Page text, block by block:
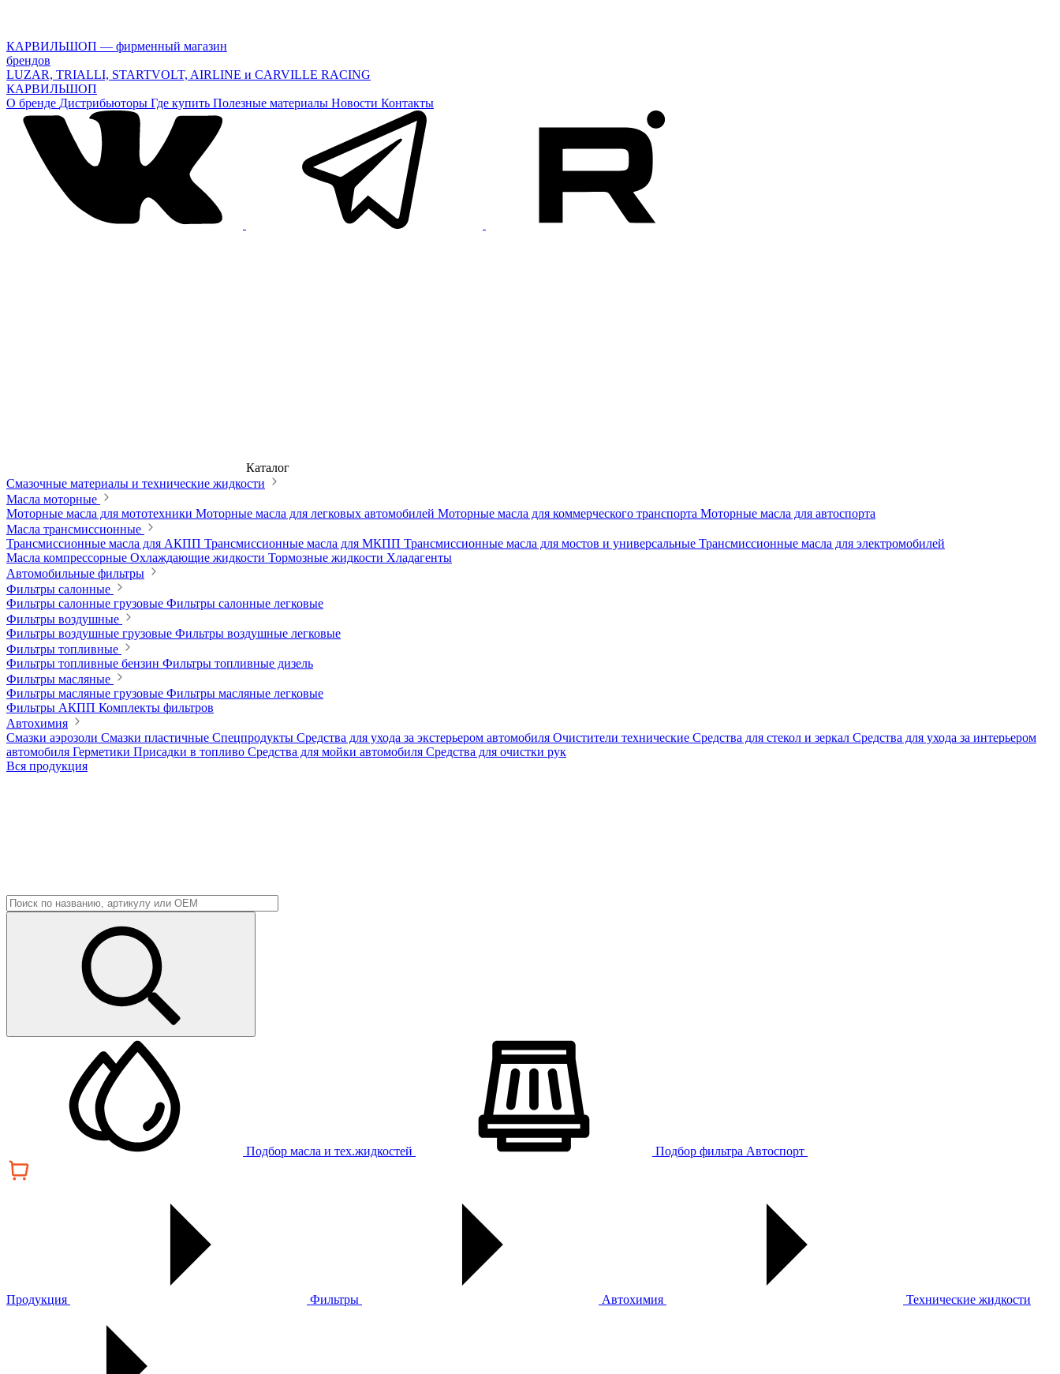
КАРВИЛЬШОП — фирменный магазин
брендов
LUZAR, TRIALLI, STARTVOLT, AIRLINE и CARVILLE RACING
КАРВИЛЬШОП
О бренде Дистрибьюторы Где купить Полезные материалы Новости Контакты
Каталог
Смазочные материалы и технические жидкости
Масла моторные
Моторные масла для мототехники Моторные масла для легковых автомобилей Моторные масла для коммерческого транспорта Моторные масла для автоспорта
Масла трансмиссионные
Трансмиссионные масла для АКПП Трансмиссионные масла для МКПП Трансмиссионные масла для мостов и универсальные Трансмиссионные масла для электромобилей
Масла компрессорные Охлаждающие жидкости Тормозные жидкости Хладагенты
Автомобильные фильтры
Фильтры салонные
Фильтры салонные грузовые Фильтры салонные легковые
Фильтры воздушные
Фильтры воздушные грузовые Фильтры воздушные легковые
Фильтры топливные
Фильтры топливные бензин Фильтры топливные дизель
Фильтры масляные
Фильтры масляные грузовые Фильтры масляные легковые
Фильтры АКПП Комплекты фильтров
Автохимия
Смазки аэрозоли Смазки пластичные Спецпродукты Средства для ухода за экстерьером автомобиля Очистители технические Средства для стекол и зеркал Средства для ухода за интерьером
автомобиля Герметики Присадки в топливо Средства для мойки автомобиля Средства для очистки рук
Вся продукция
Подбор масла и тех.жидкостей Подбор фильтра Автоспорт
Продукция Фильтры Автохимия Технические жидкости